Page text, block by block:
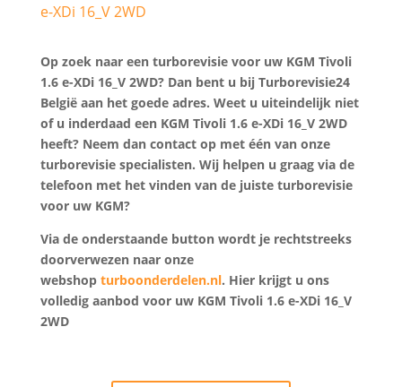
e-XDi 16_V 2WD
Op zoek naar een turborevisie voor uw KGM Tivoli
1.6 e-XDi 16_V 2WD? Dan bent u bij Turborevisie24
België aan het goede adres. Weet u uiteindelijk niet
of u inderdaad een KGM Tivoli 1.6 e-XDi 16_V 2WD
heeft? Neem dan contact op met één van onze
turborevisie specialisten. Wij helpen u graag via de
telefoon met het vinden van de juiste turborevisie
voor uw KGM?
Via de onderstaande button wordt je rechtstreeks
doorverwezen naar onze
webshop turboonderdelen.nl. Hier krijgt u ons
volledig aanbod voor uw KGM Tivoli 1.6 e-XDi 16_V
2WD